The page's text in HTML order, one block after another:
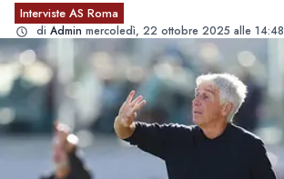
Interviste AS Roma
di Admin mercoledì, 22 ottobre 2025 alle 14:48